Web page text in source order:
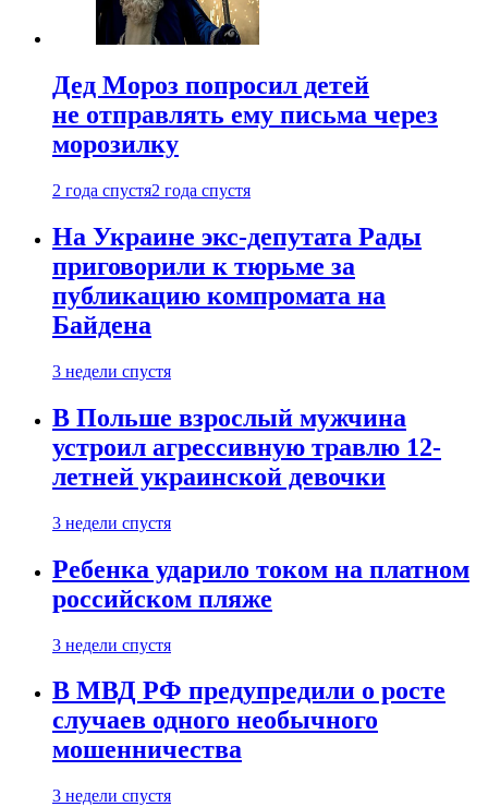
Дед Мороз попросил детей
не отправлять ему письма через
морозилку
2 года спустя2 года спустя
На Украине экс-депутата Рады
приговорили к тюрьме за
публикацию компромата на
Байдена
3 недели спустя
В Польше взрослый мужчина
устроил агрессивную травлю 12-
летней украинской девочки
3 недели спустя
Ребенка ударило током на платном
российском пляже
3 недели спустя
В МВД РФ предупредили о росте
случаев одного необычного
мошенничества
3 недели спустя